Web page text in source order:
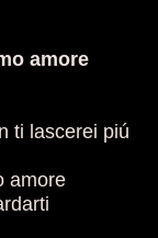
amore
ti lascerei piú
amore